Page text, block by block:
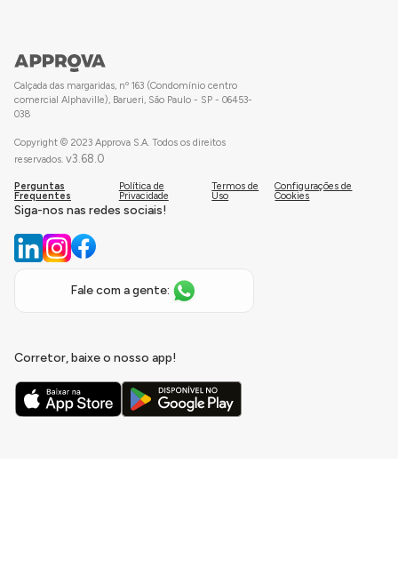
Calçada das margaridas, nº 163 (Condomínio centro
comercial Alphaville), Barueri, São Paulo - SP - 06453-
038
Copyright © 2023 Approva S.A. Todos os direitos
reservados. v3.68.0
Perguntas
Frequentes
Política de
Privacidade
Termos de
Uso
Configurações de
Cookies
Siga-nos nas redes sociais!
Fale com a gente:
Corretor, baixe o nosso app!